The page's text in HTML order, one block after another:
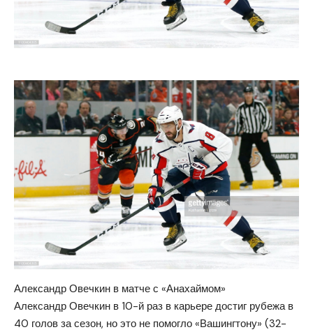
Александр Овечкин в матче с «Анахаймом»
Александр Овечкин в 10-й раз в карьере достиг рубежа в
40 голов за сезон, но это не помогло «Вашингтону» (32-